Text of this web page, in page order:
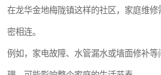
在龙华金地梅陇镇这样的社区，家庭维
密相连。
例如，家电故障、水管漏水或墙面修补